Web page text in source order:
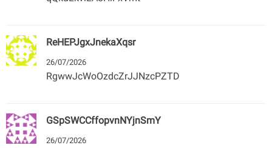
ReHEPJgxJnekaXqsr
26/07/2026
RgwwJcWoOzdcZrJJNzcPZTD
GSpSWCCffopvnNYjnSmY
26/07/2026